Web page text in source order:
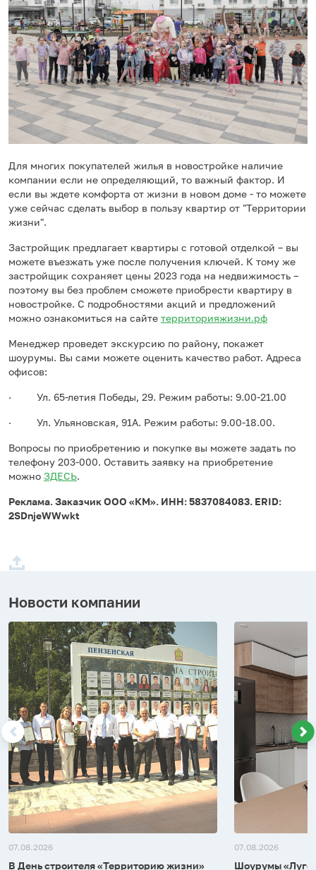
Для многих покупателей жилья в новостройке наличие
компании если не определяющий, то важный фактор. И
если вы ждете комфорта от жизни в новом доме - то можете
уже сейчас сделать выбор в пользу квартир от "Территории
жизни".
Застройщик предлагает квартиры с готовой отделкой – вы
можете въезжать уже после получения ключей. К тому же
застройщик сохраняет цены 2023 года на недвижимость –
поэтому вы без проблем сможете приобрести квартиру в
новостройке. С подробностями акций и предложений
можно ознакомиться на сайте территорияжизни.рф
Менеджер проведет экскурсию по району, покажет
шоурумы. Вы сами можете оценить качество работ. Адреса
офисов:
· Ул. 65-летия Победы, 29. Режим работы: 9.00-21.00
· Ул. Ульяновская, 91А. Режим работы: 9.00-18.00.
Вопросы по приобретению и покупке вы можете задать по
телефону 203-000. Оставить заявку на приобретение
можно ЗДЕСЬ.
Реклама. Заказчик ООО «КМ». ИНН: 5837084083. ERID:
2SDnjeWWwkt
Новости компании
07.08.2026
В День строителя «Территорию жизни»
07.08.2026
Шоурумы